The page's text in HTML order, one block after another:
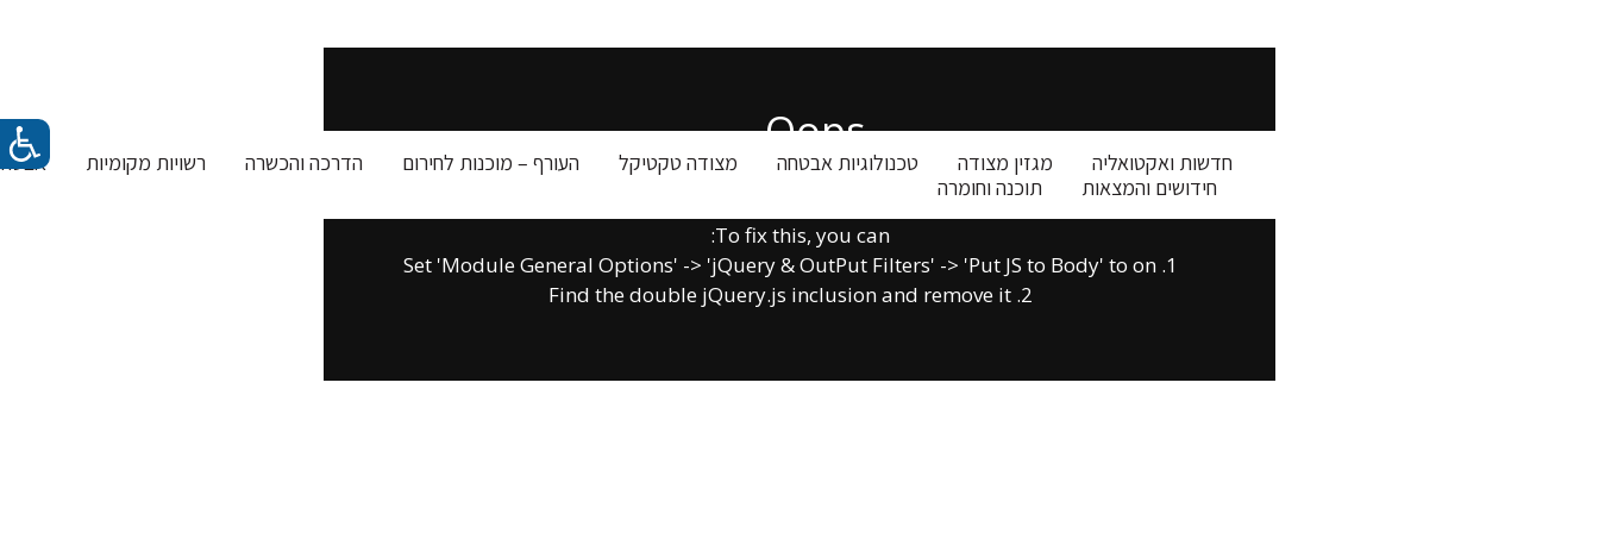
חדשות ואקטואליה מגזין מצודה טכנולוגיות אבטחה מצודה טקטיקל העורף – מוכנות לחירום הדרכה והכשרה רשויות מקומיות
חידושים והמצאות
תוכנה וחומרה
Oops...
You have some jquery.js library include that comes after the Slider Revolution files js inclusion.
To fix this, you can: